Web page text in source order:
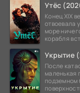
Утёс
Конец XIX
отвоевала
море
корабля
Укрытие
После
маленькая
подземном